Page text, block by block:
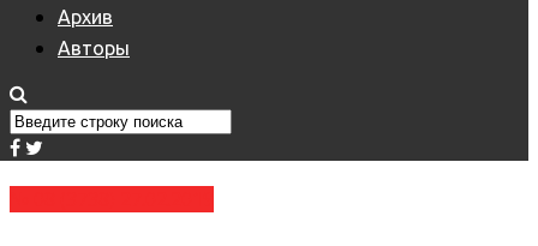
Архив
Авторы